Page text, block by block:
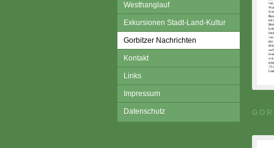
Westhanglauf
Exkursionen Stadt-Land-Kultur
Gorbitzer Nachrichten
Kontakt
Links
Impressum
Datenschutz